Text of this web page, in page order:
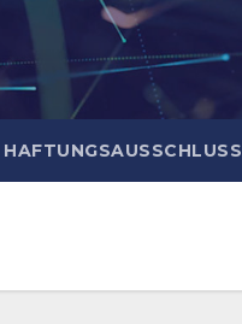
HAFTUNGSAUSSCHLUSS